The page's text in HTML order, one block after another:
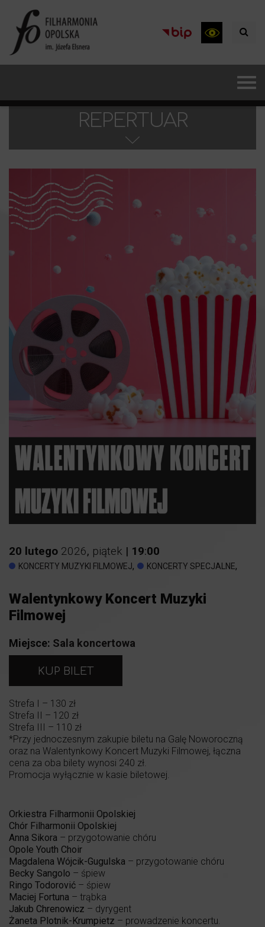
REPERTUAR
20 lutego 2026, piątek | 19:00
KONCERTY MUZYKI FILMOWEJ, KONCERTY SPECJALNE,
Walentynkowy Koncert Muzyki
Filmowej
Miejsce: Sala koncertowa
KUP BILET
Strefa I – 130 zł
Strefa II – 120 zł
Strefa III – 110 zł
*Przy jednoczesnym zakupie biletu na Galę Noworoczną
oraz na Walentynkowy Koncert Muzyki Filmowej, łączna
cena za oba bilety wynosi 240 zł.
Promocja wyłącznie w kasie biletowej.
Orkiestra Filharmonii Opolskiej
Chór Filharmonii Opolskiej
Anna Sikora – przygotowanie chóru
Opole Youth Choir
Magdalena Wójcik-Gugulska – przygotowanie chóru
Becky Sangolo – śpiew
Ringo Todorović – śpiew
Maciej Fortuna – trąbka
Jakub Chrenowicz – dyrygent
Żaneta Plotnik-Krumpietz – prowadzenie koncertu.